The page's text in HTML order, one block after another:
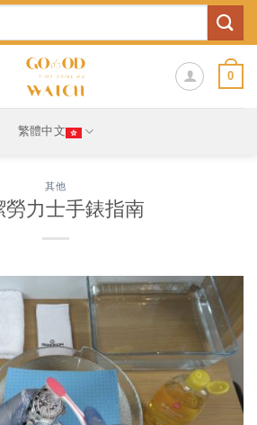
0
繁體中文
其他
勞力士手錶指南